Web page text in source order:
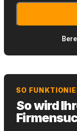
SO
So wird